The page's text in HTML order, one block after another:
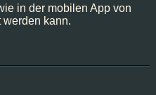
in der mobilen App von
kann.